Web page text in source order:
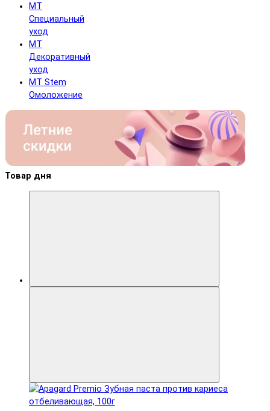
MT
Специальный
уход
MT
Декоративный
уход
MT Stem
Омоложение
Товар дня